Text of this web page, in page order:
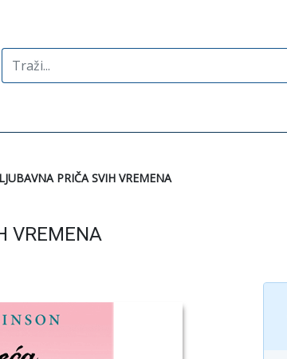
Search
for:
PRIČA SVIH VREMENA
VREMENA